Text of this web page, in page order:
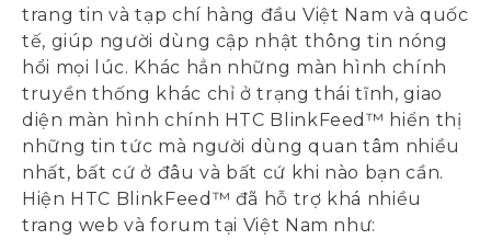
trang tin và tạp chí hàng đầu Việt Nam và quốc
tế, giúp người dùng cập nhật thông tin nóng
hổi mọi lúc. Khác hẳn những màn hình chính
truyền thống khác chỉ ở trạng thái tĩnh, giao
diện màn hình chính HTC BlinkFeed™ hiển thị
những tin tức mà người dùng quan tâm nhiều
nhất, bất cứ ở đâu và bất cứ khi nào bạn cần.
Hiện HTC BlinkFeed™ đã hỗ trợ khá nhiều
trang web và forum tại Việt Nam như: